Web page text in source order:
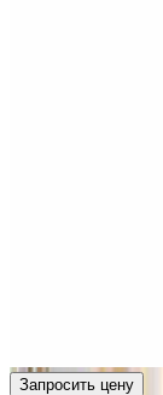
Запросить цену